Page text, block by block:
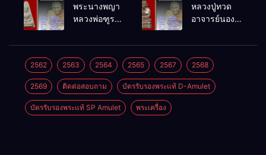
โพธิ์นิมิตร
พ.ศ.2512
พ.ศ.2512
พระนางพญา
หลวงพ่อฑูรย์
พ.ศ.2512
หลวงปู่ทวด
อาจารย์นอง
พ.ศ.2541
2562 2563 2564 2565 2567 2568
2569 ติดต่อสอบถาม บัตรรับรองพระแท้ D-Amulet
บัตรรับรองพระแท้ SP Amulet พระเครื่อง